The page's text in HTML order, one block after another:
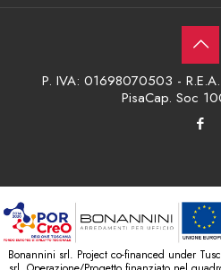
P. IVA: 01698070503 -
PisaCap. Soc
Bonannini srl. Project co-financed under